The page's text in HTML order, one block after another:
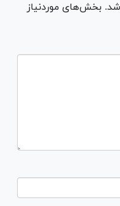
بخش‌های موردنیاز